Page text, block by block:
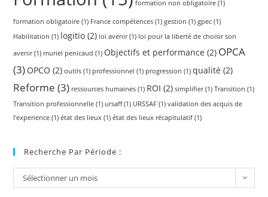
formation non obligatoire (1)
formation obligatoire (1) France compétences (1) gestion (1) gpec (1)
Habilitation (1) logitio (2) loi avenir(1) loi pour la liberté de choisir son
avenir(1) muriel penicaud (1) Objectifs et performance (2) OPCA
(3) OPCO (2) outils (1) professionnel (1) progression (1) qualité (2)
Reforme (3) ressources humaines (1) ROI (2) simplifier(1) Transition (1)
Transition professionnelle (1) ursaff(1) URSSAF (1) validation des acquis de
l'experience (1) état des lieux (1) état des lieux récapitulatif (1)
Recherche Par Période :
Sélectionner un mois